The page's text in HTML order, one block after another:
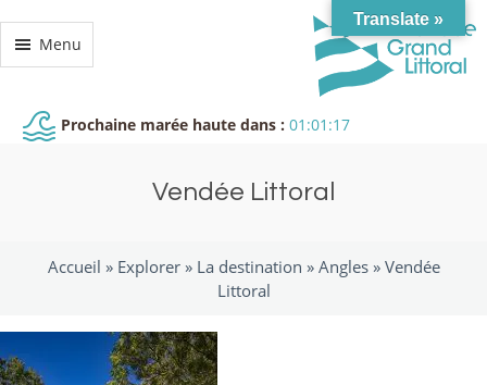
Menu
Prochaine marée haute dans : 01:01:16
Vendée Littoral
Accueil » Explorer» La destination » Angles» Vendée
Littoral
Translate »